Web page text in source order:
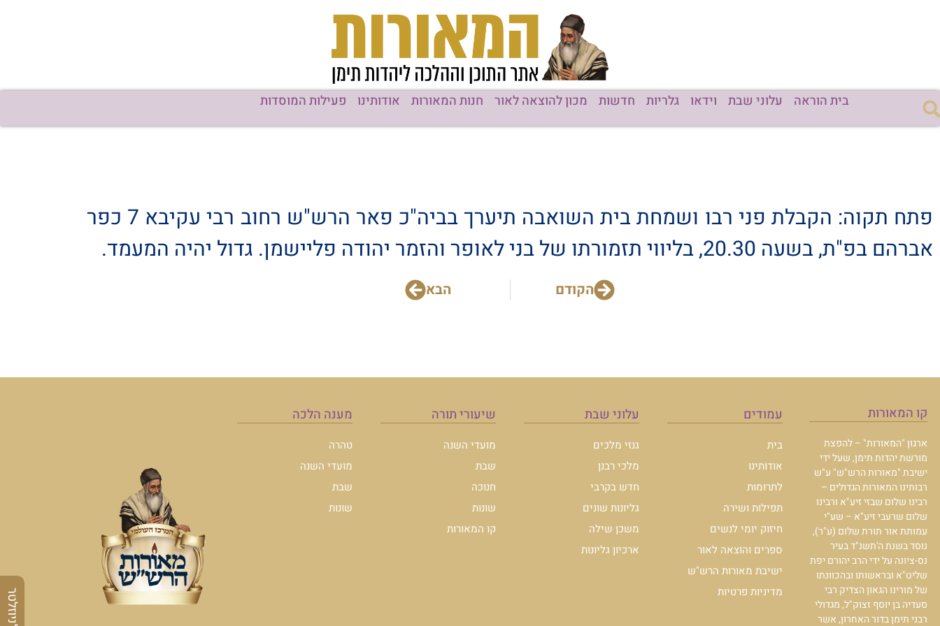
בית הוראה עלוני שבת וידאו גלריות חדשות מכון להוצאה לאור חנות המאורות אודותינו פעילות המוסדות
פתח תקוה: הקבלת פני רבו ושמחת בית השואבה תיערך בביה"כ פאר הרש"ש רחוב רבי עקיבא 7 כפר
אברהם בפ"ת, בשעה 20.30, בליווי תזמורתו של בני לאופר והזמר יהודה פליישמן. גדול יהיה המעמד.
הקודם הבא
קו המאורות
ארגון "המאורות" – להפצת
מורשת יהדות תימן, שעל ידי
ישיבת "מאורות הרש"ש" ע"ש
רבותינו המאורות הגדולים –
רבינו שלום שבזי זיע"א ורבינו
שלום שרעבי זיע"א – שע"י
עמותת אור תורת שלום (ע"ר),
נוסד בשנת ה'תשנ"ד בעיר
נס-ציונה על ידי הרב יהורם יפת
שליט"א ובראשותו ובהכוונתו
של מורינו הגאון הצדיק רבי
סעדיה בן יוסף זצוק"ל, מגדולי
רבני תימן בדור האחרון, אשר
עמודים
בית
אודותינו
לתרומות
תפילות ושירה
חיזוק יומי לנשים
ספרים והוצאה לאור
ישיבת מאורות הרש"ש
מדיניות פרטיות
עלוני שבת
גנזי מלכים
מלכי רבנן
חדש בקרבי
גליונות שונים
משכן שילה
ארכיון גליונות
שיעורי תורה
מועדי השנה
שבת
חנוכה
שונות
קו המאורות
מענה הלכה
טהרה
מועדי השנה
שבת
שונות